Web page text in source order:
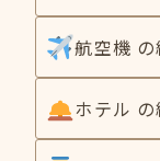
航空機
ホテル